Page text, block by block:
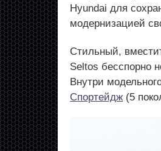
Hyundai для
модернизацией
Стильный,
Seltos бесспорно
Внутри
Спортейдж (5